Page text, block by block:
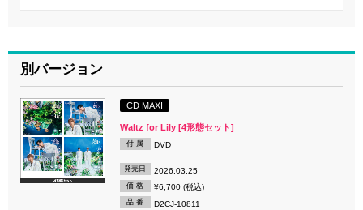
別バージョン
CD MAXI
Waltz for Lily [4形態セット]
付 属 DVD
発売日 2026.03.25
価 格 ¥6,700 (税込)
品 番 D2CJ-10811